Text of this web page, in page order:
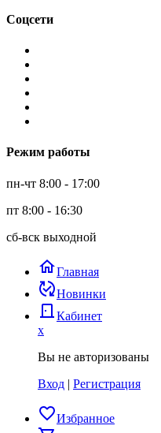
Соцсети
Режим работы
пн-чт 8:00 - 17:00
пт 8:00 - 16:30
сб-вск выходной
homeГлавная
published_with_changesНовинки
door_back Кабинет
x
Вы не авторизованы
Вход | Регистрация
favorite_borderИзбранное